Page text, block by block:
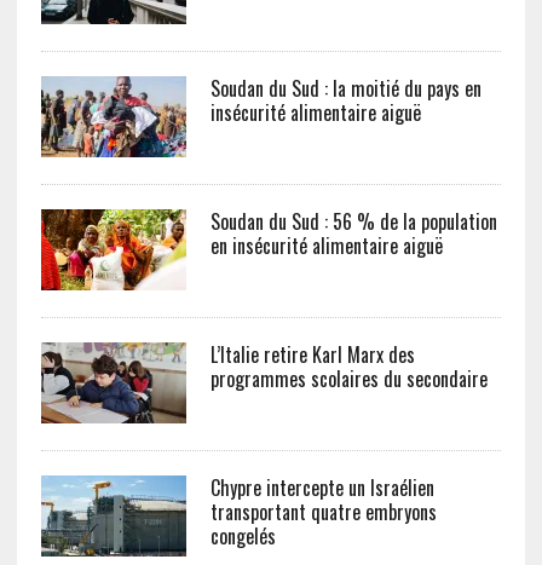
Soudan du Sud : la moitié du pays en
insécurité alimentaire aiguë
Soudan du Sud : 56 % de la population
en insécurité alimentaire aiguë
L’Italie retire Karl Marx des
programmes scolaires du secondaire
Chypre intercepte un Israélien
transportant quatre embryons
congelés